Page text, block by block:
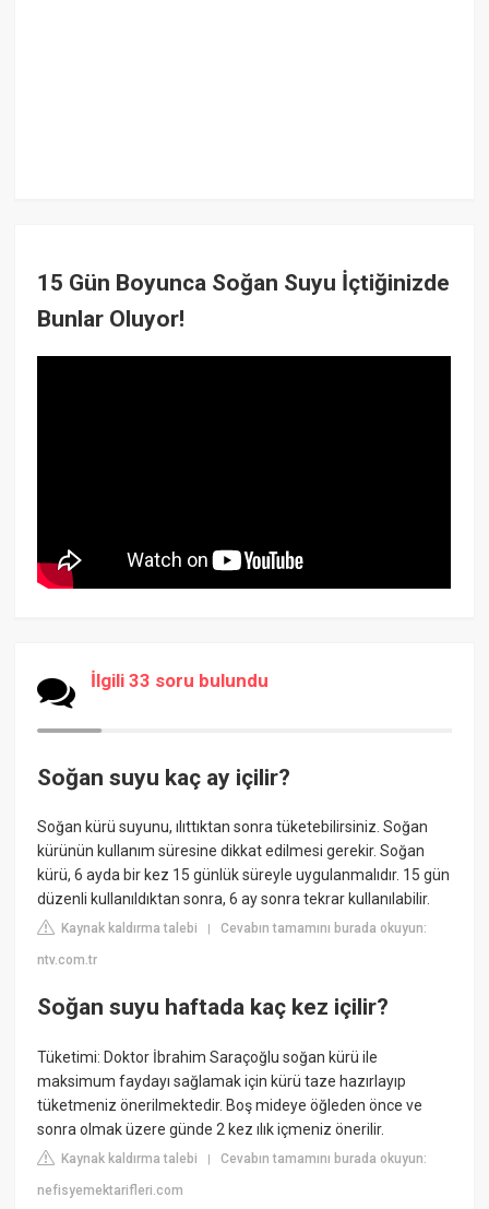
15 Gün Boyunca Soğan Suyu İçtiğinizde
Bunlar Oluyor!
İlgili 33 soru bulundu
Soğan suyu kaç ay içilir?
Soğan kürü suyunu, ılıttıktan sonra tüketebilirsiniz. Soğan
kürünün kullanım süresine dikkat edilmesi gerekir. Soğan
kürü, 6 ayda bir kez 15 günlük süreyle uygulanmalıdır. 15 gün
düzenli kullanıldıktan sonra, 6 ay sonra tekrar kullanılabilir.
Kaynak kaldırma talebi |Cevabın tamamını burada okuyun:
ntv.com.tr
Soğan suyu haftada kaç kez içilir?
Tüketimi: Doktor İbrahim Saraçoğlu soğan kürü ile
maksimum faydayı sağlamak için kürü taze hazırlayıp
tüketmeniz önerilmektedir. Boş mideye öğleden önce ve
sonra olmak üzere günde 2 kez ılık içmeniz önerilir.
Kaynak kaldırma talebi |Cevabın tamamını burada okuyun:
nefisyemektarifleri.com